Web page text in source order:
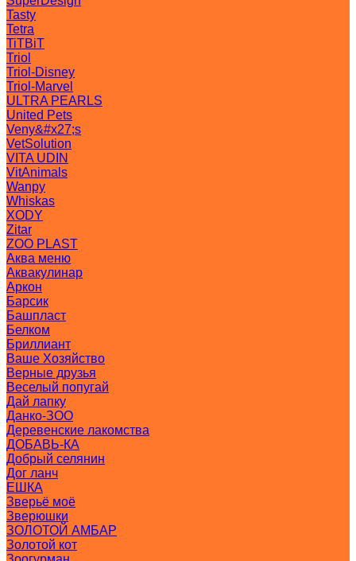
Tasty
Tetra
TiTBiT
Triol
Triol-Disney
Triol-Marvel
ULTRA PEARLS
United Pets
Veny&#x27;s
VetSolution
VITA UDIN
VitAnimals
Wanpy
Whiskas
XODY
Zitar
ZOO PLAST
Аква меню
Аквакулинар
Аркон
Барсик
Башпласт
Белком
Бриллиант
Ваше Хозяйство
Верные друзья
Веселый попугай
Дай лапку
Данко-ЗОО
Деревенские лакомства
ДОБАВЬ-КА
Добрый селянин
Дог ланч
ЕШКА
Зверьё моё
Зверюшки
ЗОЛОТОЙ АМБАР
Золотой кот